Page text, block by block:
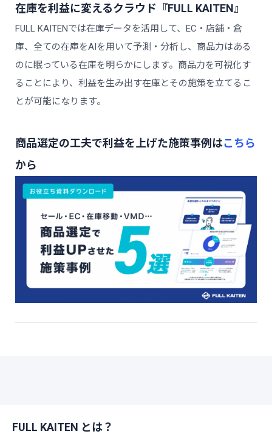
在庫を利益に変えるクラウド『FULL KAITEN』
FULL KAITENでは在庫データを活用して、EC・店舗・倉
庫、全ての在庫をAIを用いて予測・分析し、商品力はある
のに眠っている在庫を明らかにします。商品力を可視化す
ることにより、利益を生み出す在庫とその施策を立てるこ
とが可能になります。
商品選定の工夫で利益を上げた施策事例はこちら
から
FULL KAITEN とは？